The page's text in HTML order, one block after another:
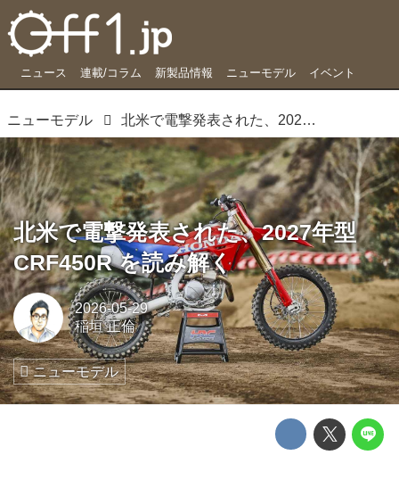
ニュース 連載/コラム 新製品情報 ニューモデル イベント
ニューモデル 北米で電撃発表された、2027年型 CRF450R を読み解く
北米で電撃発表された、2027年型
CRF450R を読み解く
2026-05-29
稲垣 正倫
ニューモデル